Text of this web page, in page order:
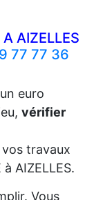
AIZELLES
77 77 36
euro
vérifier
travaux
AIZELLES.
Vous